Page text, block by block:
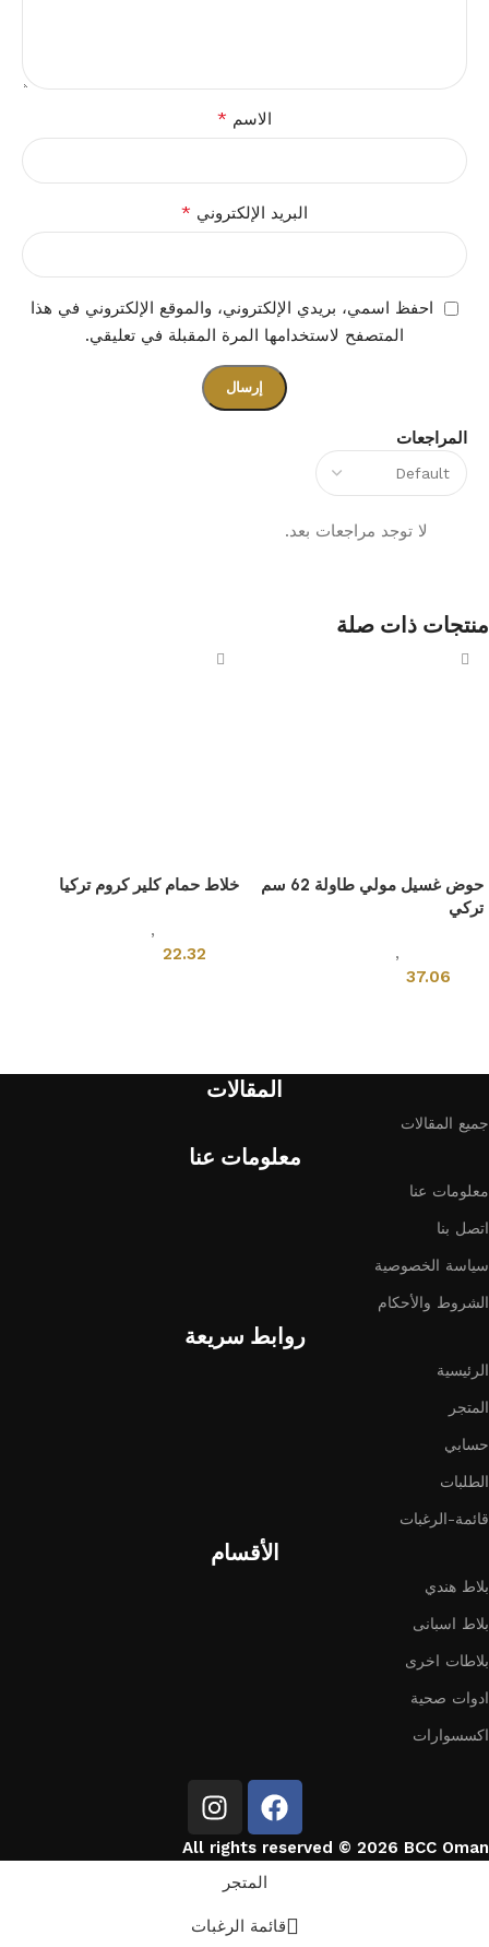
المراجعات
لا توجد مراجعات بعد.
الاسم *
البريد الإلكتروني *
احفظ اسمي، بريدي الإلكتروني، والموقع الإلكتروني في هذا
المتصفح لاستخدامها المرة المقبلة في تعليقي.
منتجات ذات صلة
حوض غسيل مولي طاولة 62 سم
تركي
,
37.06
خلاط حمام كلير كروم تركيا
,
22.32
المقالات
جميع المقالات
معلومات عنا
معلومات عنا
اتصل بنا
سياسة الخصوصية
الشروط والأحكام
روابط سريعة
الرئيسية
المتجر
حسابي
الطلبات
قائمة-الرغبات
الأقسام
بلاط هندي
بلاط اسبانى
بلاطات اخرى
ادوات صحية
اكسسوارات
All rights reserved © 2026 BCC Oman
المتجر
قائمة الرغبات